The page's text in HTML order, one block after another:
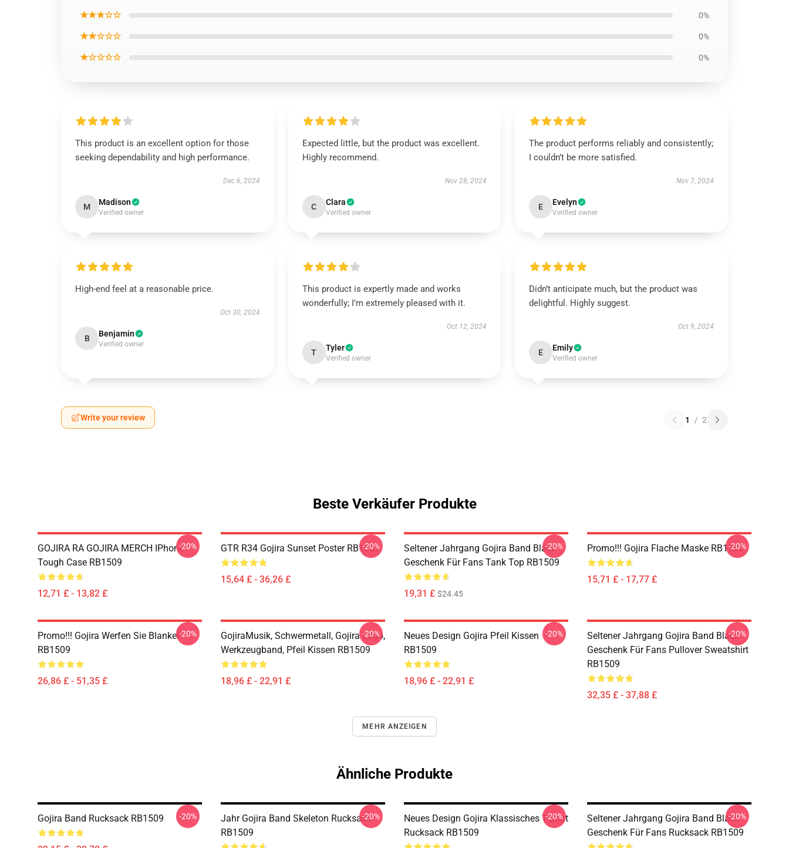
★★★☆☆ 0%
★★☆☆☆ 0%
★☆☆☆☆ 0%
This product is an excellent option for those
seeking dependability and high performance.
Dec 6, 2024
M Madison
Verified owner
Expected little, but the product was excellent.
Highly recommend.
Nov 28, 2024
C Clara
Verified owner
The product performs reliably and consistently;
I couldn’t be more satisfied.
Nov 7, 2024
E Evelyn
Verified owner
High-end feel at a reasonable price.
Oct 30, 2024
B Benjamin
Verified owner
This product is expertly made and works
wonderfully; I’m extremely pleased with it.
Oct 12, 2024
T Tyler
Verified owner
Didn’t anticipate much, but the product was
delightful. Highly suggest.
Oct 9, 2024
E Emily
Verified owner
Write your review 1 / 2
Beste Verkäufer Produkte
GOJIRA RA GOJIRA MERCH IPhone
Tough Case RB1509
12,71 £ - 13,82 £
-20% GTR R34 Gojira Sunset Poster RB1509
15,64 £ - 36,26 £
-20%
Seltener Jahrgang Gojira Band Black
Geschenk Für Fans Tank Top RB1509
19,31 £ $24.45
-20% Promo!!! Gojira Flache Maske RB1509
15,71 £ - 17,77 £
-20%
Promo!!! Gojira Werfen Sie Blanket
RB1509
26,86 £ - 51,35 £
-20%
GojiraMusik, Schwermetall, Gojira Logo,
Werkzeugband, Pfeil Kissen RB1509
18,96 £ - 22,91 £
-20%
Neues Design Gojira Pfeil Kissen
RB1509
18,96 £ - 22,91 £
-20%
Seltener Jahrgang Gojira Band Black
Geschenk Für Fans Pullover Sweatshirt
RB1509
32,35 £ - 37,88 £
-20%
MEHR ANZEIGEN
Ähnliche Produkte
Gojira Band Rucksack RB1509 -20%
Jahr Gojira Band Skeleton Rucksack
RB1509
-20%
Neues Design Gojira Klassisches T-Shirt
Rucksack RB1509
-20%
Seltener Jahrgang Gojira Band Black
Geschenk Für Fans Rucksack RB1509
-20%